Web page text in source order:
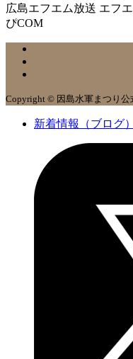
広島エフエム放送 エフ
ぴCOM
Copyright © 因島水軍まつり公
新着情報（ブログ）